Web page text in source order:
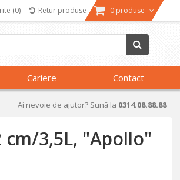
(0) Retur produse 0 produse
Cariere Contact
Ai nevoie de ajutor? Sună la 0314.08.88.88
cm/3,5L, "Apollo"